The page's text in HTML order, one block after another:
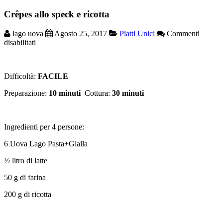
Crêpes allo speck e ricotta
lago uova Agosto 25, 2017 Piatti Unici
Commenti
disabilitati
e
Difficoltà: FACILE
Preparazione: 10 minuti Cottura: 30 minuti
Ingredienti per 4 persone:
6 Uova Lago Pasta+Gialla
½ litro di latte
50 g di farina
200 g di ricotta